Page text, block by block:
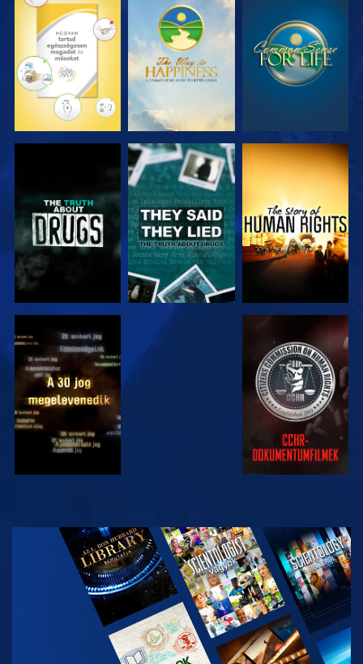
MŰSORNÉZÉS MŰSORNÉZÉS MŰSORNÉZÉS
MŰSORNÉZÉS MŰSORNÉZÉS MŰSORNÉZÉS
MŰSORNÉZÉS MŰSORNÉZÉS
MŰSORNÉZÉS
A SOROZAT
RÉSZEI